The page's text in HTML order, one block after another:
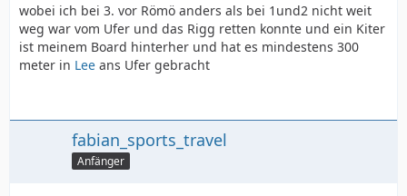
wobei ich bei 3. vor Römö anders als bei 1und2 nicht weit
weg war vom Ufer und das Rigg retten konnte und ein Kiter
ist meinem Board hinterher und hat es mindestens 300
meter in Lee ans Ufer gebracht
fabian_sports_travel
Anfänger